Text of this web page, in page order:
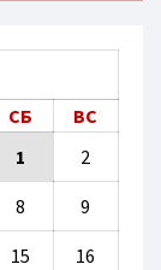
СБ
ВС
1
2
8 9
15 16